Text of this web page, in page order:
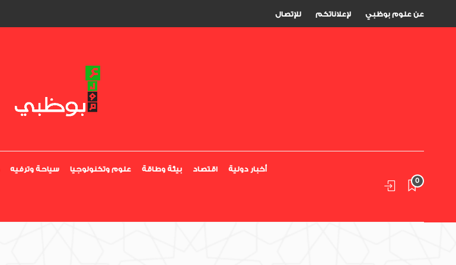
للإتصال لإعلاناتكم عن علوم بوظبي
سياحة وترفيه علوم وتكنولوجيا بيئة وطاقة اقتصاد أخبار دولية
0